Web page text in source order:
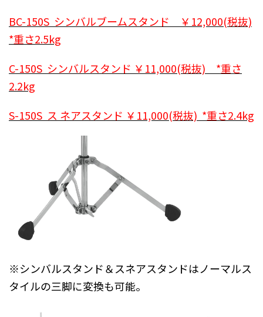
BC-150S シンバルブームスタンド ￥12,000(税抜)
*重さ2.5kg
C-150S シンバルスタンド ￥11,000(税抜) *重さ
2.2kg
S-150S ス ネアスタンド ￥11,000(税抜) *重さ2.4kg
※シンバルスタンド＆スネアスタンドはノーマルス
タイルの三脚に変換も可能。